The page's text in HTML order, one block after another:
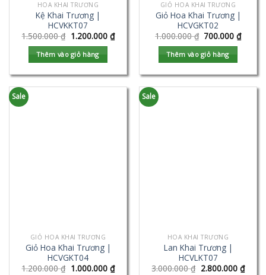
HOA KHAI TRƯƠNG
Kệ Khai Trương |
HCVKKT07
1.500.000₫ 1.200.000 ₫
Thêm vào giỏ hàng
GIỎ HOA KHAI TRƯƠNG
Giỏ Hoa Khai Trương |
HCVGKT02
1.000.000₫ 700.000₫
Thêm vào giỏ hàng
Sale
GIỎ HOA KHAI TRƯƠNG
Giỏ Hoa Khai Trương |
HCVGKT04
1.200.000₫ 1.000.000 ₫
Sale
HOA KHAI TRƯƠNG
Lan Khai Trương |
HCVLKT07
3.000.000₫ 2.800.000 ₫